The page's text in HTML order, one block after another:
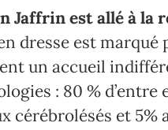
Jaffrin est allé à la
dresse est
un accueil
: 80 %
cérébrolésés et 5%